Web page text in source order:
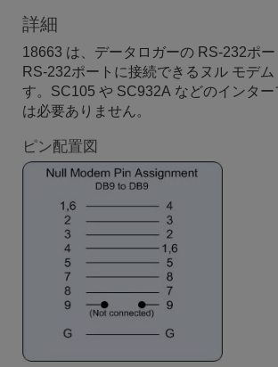
詳細
18663 は、データロガーの RS-232ポ
RS-232ポートに接続できるヌル モデ
す。SC105 や SC932A などのインター
は必要ありません。
ピン配置図